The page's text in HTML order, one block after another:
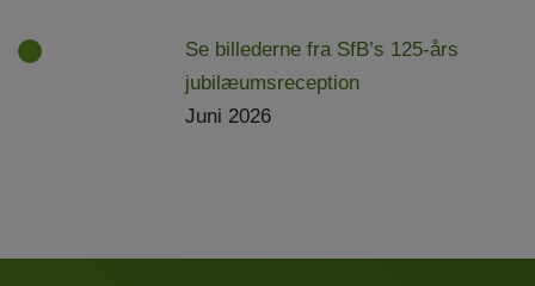
Se billederne fra SfB’s 125-års
jubilæumsreception
Juni 2026